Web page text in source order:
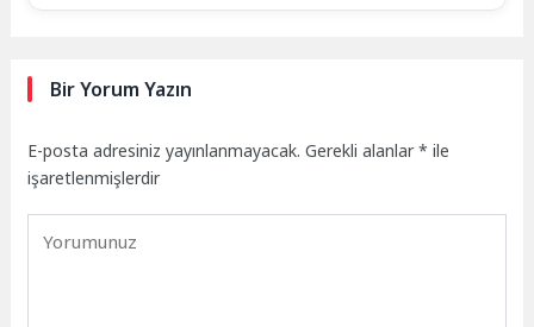
Bir Yorum Yazın
E-posta adresiniz yayınlanmayacak. Gerekli alanlar* ile
işaretlenmişlerdir